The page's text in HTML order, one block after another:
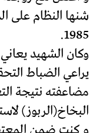
شنها النظام على
1985.
وكان الشهيد
يراعي الضباط
مضاعفته نتيجة
البخاخ(الربوز)